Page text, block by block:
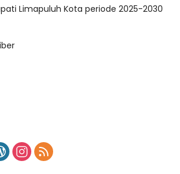
Limapuluh Kota periode 2025-2030